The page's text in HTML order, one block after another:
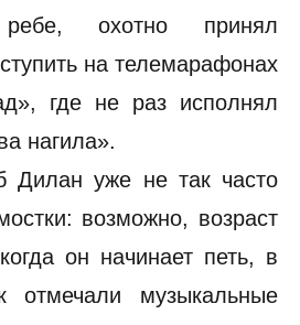
ребе, охотно принял
на телемарафонах
где не раз исполнял
нагила».
уже не так часто
возможно, возраст
он начинает петь, в
отмечали музыкальные